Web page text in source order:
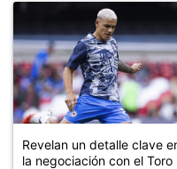
Un artículo de tendencia
Revelan un detalle clave
la negociación con el Toro